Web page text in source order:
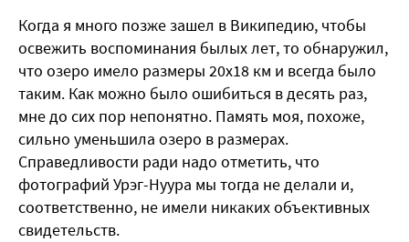
Когда я много позже зашел в Википедию, чтобы
освежить воспоминания былых лет, то обнаружил,
что озеро имело размеры 20х18 км и всегда было
таким. Как можно было ошибиться в десять раз,
мне до сих пор непонятно. Память моя, похоже,
сильно уменьшила озеро в размерах.
Справедливости ради надо отметить, что
фотографий Урэг-Нуура мы тогда не делали и,
соответственно, не имели никаких объективных
свидетельств.